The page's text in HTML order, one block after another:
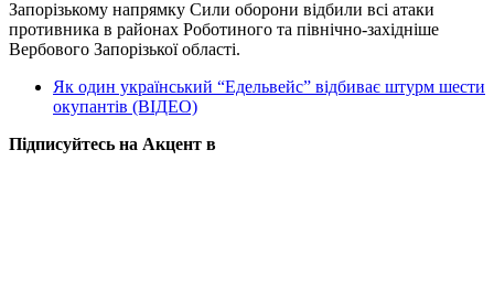
Запорізькому напрямку Сили оборони відбили всі атаки
противника в районах Роботиного та північно-західніше
Вербового Запорізької області.
Як один український “Едельвейс” відбиває штурм шести
окупантів (ВІДЕО)
Підписуйтесь на Акцент в